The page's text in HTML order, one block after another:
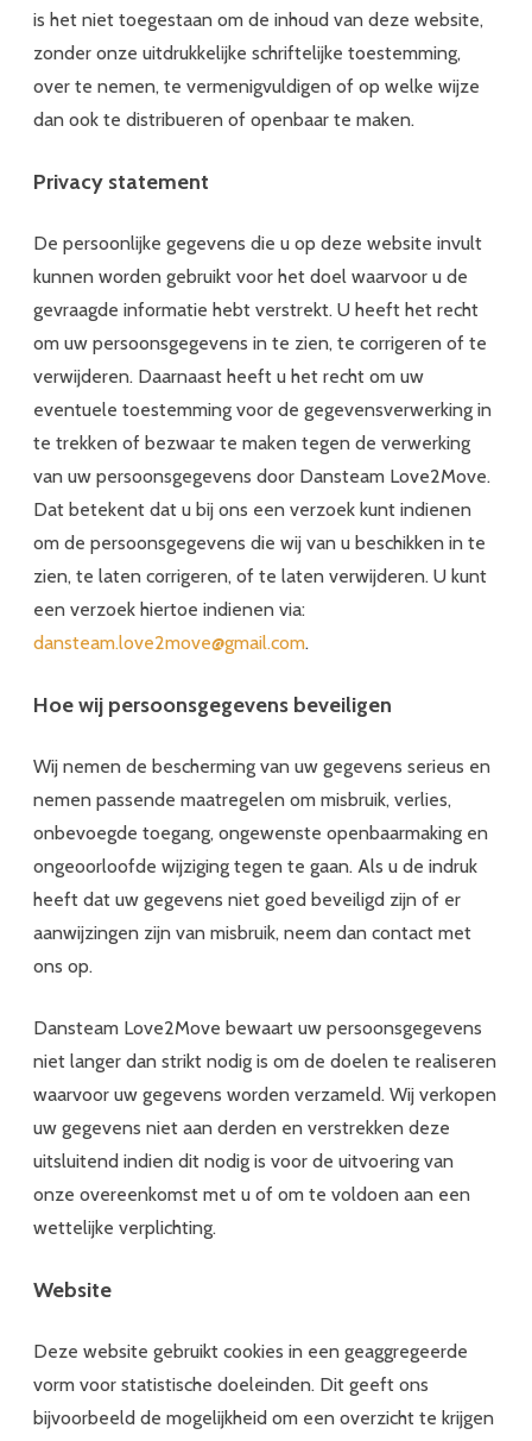
is het niet toegestaan om de inhoud van deze website,
zonder onze uitdrukkelijke schriftelijke toestemming,
over te nemen, te vermenigvuldigen of op welke wijze
dan ook te distribueren of openbaar te maken.
Privacy statement
De persoonlijke gegevens die u op deze website invult
kunnen worden gebruikt voor het doel waarvoor u de
gevraagde informatie hebt verstrekt. U heeft het recht
om uw persoonsgegevens in te zien, te corrigeren of te
verwijderen. Daarnaast heeft u het recht om uw
eventuele toestemming voor de gegevensverwerking in
te trekken of bezwaar te maken tegen de verwerking
van uw persoonsgegevens door Dansteam Love2Move.
Dat betekent dat u bij ons een verzoek kunt indienen
om de persoonsgegevens die wij van u beschikken in te
zien, te laten corrigeren, of te laten verwijderen. U kunt
een verzoek hiertoe indienen via:
dansteam.love2move@gmail.com.
Hoe wij persoonsgegevens beveiligen
Wij nemen de bescherming van uw gegevens serieus en
nemen passende maatregelen om misbruik, verlies,
onbevoegde toegang, ongewenste openbaarmaking en
ongeoorloofde wijziging tegen te gaan. Als u de indruk
heeft dat uw gegevens niet goed beveiligd zijn of er
aanwijzingen zijn van misbruik, neem dan contact met
ons op.
Dansteam Love2Move bewaart uw persoonsgegevens
niet langer dan strikt nodig is om de doelen te realiseren
waarvoor uw gegevens worden verzameld. Wij verkopen
uw gegevens niet aan derden en verstrekken deze
uitsluitend indien dit nodig is voor de uitvoering van
onze overeenkomst met u of om te voldoen aan een
wettelijke verplichting.
Website
Deze website gebruikt cookies in een geaggregeerde
vorm voor statistische doeleinden. Dit geeft ons
bijvoorbeeld de mogelijkheid om een overzicht te krijgen